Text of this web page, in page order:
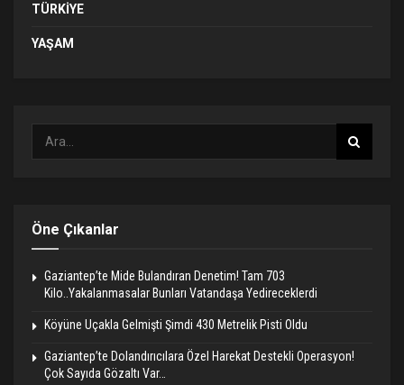
TÜRKIYE
YAŞAM
Öne Çıkanlar
Gaziantep’te Mide Bulandıran Denetim! Tam 703
Kilo..Yakalanmasalar Bunları Vatandaşa Yedireceklerdi
Köyüne Uçakla Gelmişti Şimdi 430 Metrelik Pisti Oldu
Gaziantep’te Dolandırıcılara Özel Harekat Destekli Operasyon!
Çok Sayıda Gözaltı Var…